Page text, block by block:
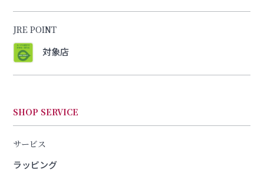
JRE POINT
対象店
SHOP SERVICE
サービス
ラッピング